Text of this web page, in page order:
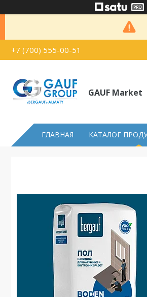
+7 (700) 555-00-51
GAUF Market
ГЛАВНАЯ КАТАЛОГ